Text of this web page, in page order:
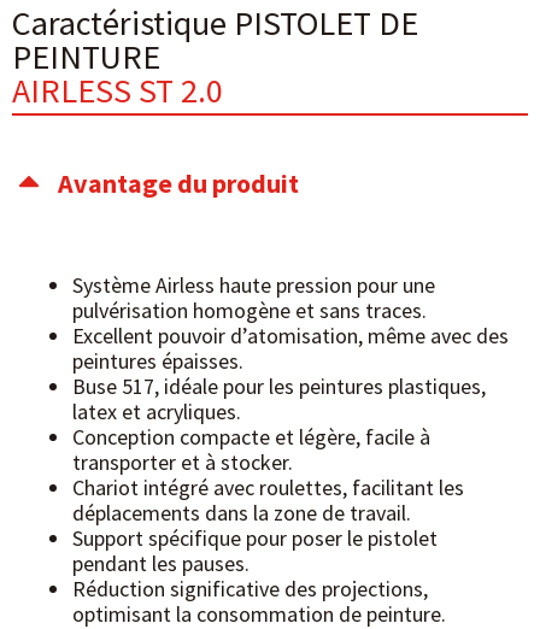
Caractéristique PISTOLET DE
PEINTURE
AIRLESS ST 2.0
Avantage du produit
Système Airless haute pression pour une
pulvérisation homogène et sans traces.
Excellent pouvoir d’atomisation, même avec des
peintures épaisses.
Buse 517, idéale pour les peintures plastiques,
latex et acryliques.
Conception compacte et légère, facile à
transporter et à stocker.
Chariot intégré avec roulettes, facilitant les
déplacements dans la zone de travail.
Support spécifique pour poser le pistolet
pendant les pauses.
Réduction significative des projections,
optimisant la consommation de peinture.